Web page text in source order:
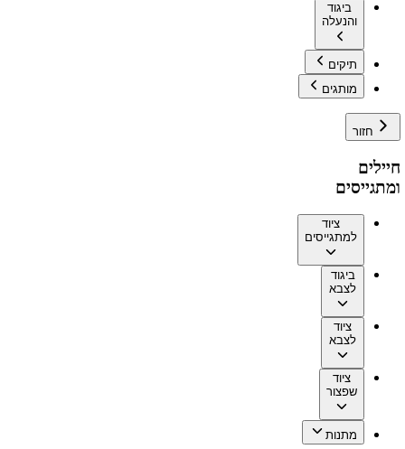
ביגוד
והנעלה
תיקים
מותגים
חזור
חיילים
ומתגייסים
ציוד
למתגייסים
ביגוד
לצבא
ציוד
לצבא
ציוד
שפצור
מתנות